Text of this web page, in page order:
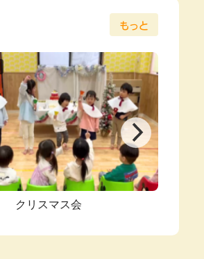
もっと
クリスマス会